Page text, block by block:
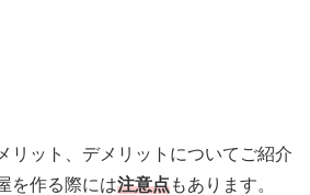
リット、デメリットについてご紹介
を作る際には注意点もあります。